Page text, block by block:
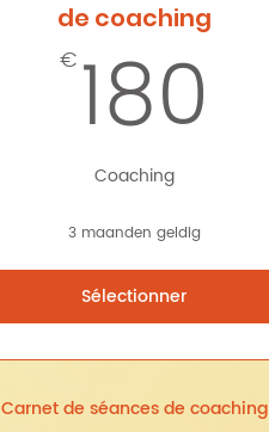
de coaching
€ 180
Coaching
3 maanden geldig
Sélectionner
Carnet de séances de coaching